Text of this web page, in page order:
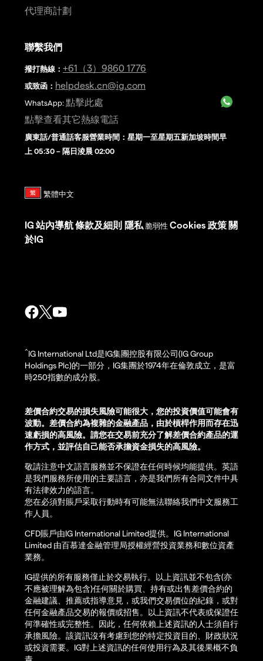
代理商計劃
聯繫我們
撥打熱線 ： +61（3）9860 1776
或致函： helpdesk.cn@ig.com
WhatsApp: 點擊此處
點擊查看其它熱線電話
廣東話/普通話客服營業時間：星期一至星期五新加坡時間早
上 05:30 – 隔日淩晨 02:00
IG 站內導航條款及細則 隱私 脆弱性 Cookies 政策 關
於IG
^IG International Ltd是IG集團控股有限公司(IG Group
Holdings Plc)的一部分，IG集團於1974年在倫敦成立，是富
時250指數的成分股。
差價合約交易的損失風險可能很大，您的投資價值可能會有
波動。差價合約為複雜的金融產品，由於槓桿作用而存在迅
速虧損的高風險。請您在交易前充分了解差價合約產品的運
作方式，並評估自己能否承擔資金損失的高風險。
敬請注意中文語言服務並不保證在任何時候均能提供。英語
是我們服務所使用的主要語言，亦是我們所有合同文件中具
有法律效力的語言。
您在必須對賬戶采取行動時有可能無法聯絡我們中文服務工
作人員。
CFD賬戶由IG International Limited提供。IG International
Limited 由百慕達金融管理局授權經營投資業務和數位資產
業務。
IG提供的所有服務僅止於交易執行。以上資訊並不包含(亦
不應被理解為包含)任何關於購買、持有或出售差價合約的
金融建議、推薦或指導意見，或我們交易價位的紀錄，或對
任何金融產品交易的報價或招售。以上資訊不代表或保證任
何準確性或完整性。因此，任何依賴上述資訊的人士須自行
承擔風險。該資訊沒有考慮到您的特定投資目的、財政狀況
或投資需要。IG對上述資訊的任何使用行為及其後果概不負